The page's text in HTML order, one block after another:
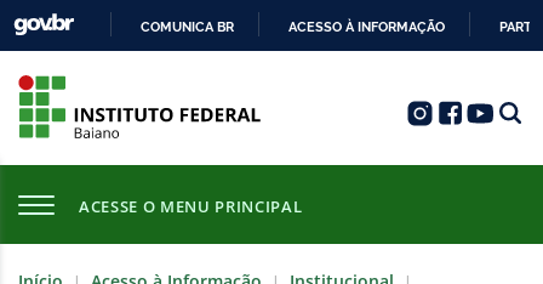
COMUNICA BR ACESSO À INFORMAÇÃO
ACESSE O MENU PRINCIPAL